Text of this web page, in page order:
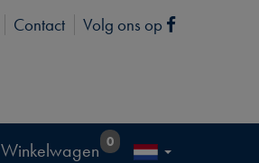
Contact Volg ons op Facebook
Winkelwagen 0